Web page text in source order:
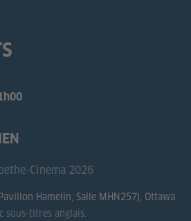
Cinema 2026
Hamelin, Salle MHN257), Ottawa
sous-titres anglais.